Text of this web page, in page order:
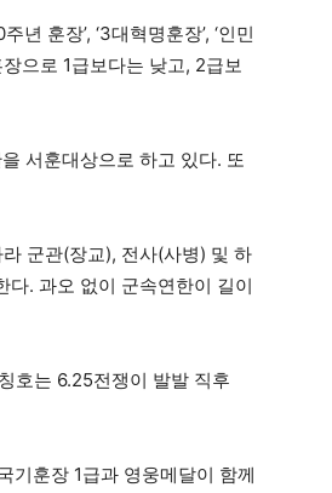
훈장’, ‘3대혁명훈장’, ‘인민
으로 1급보다는 낮고, 2급보
서훈대상으로 하고 있다. 또
군관(장교), 전사(사병) 및 하
. 과오 없이 군속연한이 길이
호는 6.25전쟁이 발발 직후
기훈장 1급과 영웅메달이 함께